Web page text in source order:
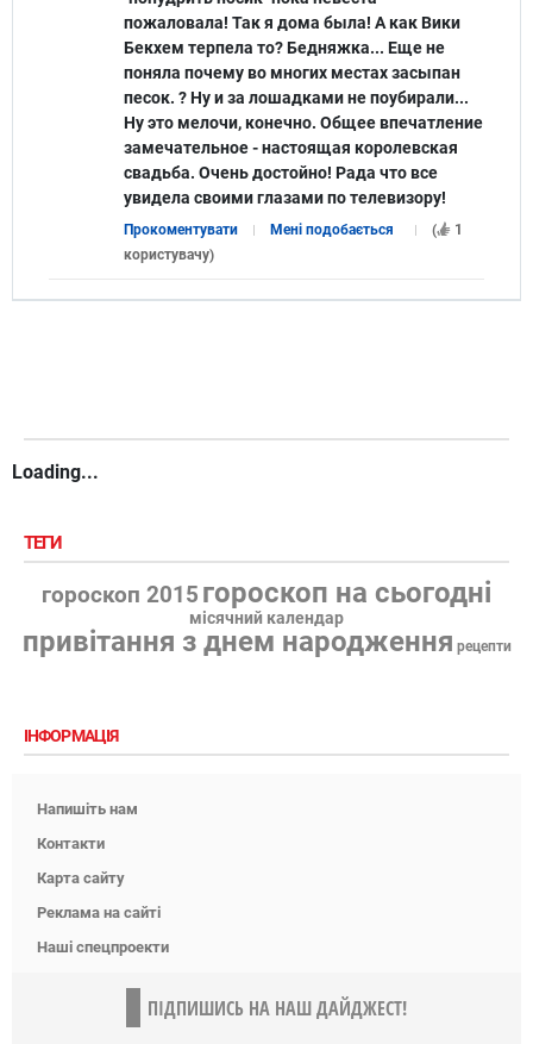
пожаловала! Так я дома была! А как Вики
Бекхем терпела то? Бедняжка... Еще не
поняла почему во многих местах засыпан
песок. ? Ну и за лошадками не поубирали...
Ну это мелочи, конечно. Общее впечатление
замечательное - настоящая королевская
свадьба. Очень достойно! Рада что все
увидела своими глазами по телевизору!
Прокоментувати Мені подобається (
1
користувачу)
Loading...
ТЕГИ
гороскоп 2015 гороскоп на сьогодні
місячний календар
привітання з днем народження рецепти
ІНФОРМАЦІЯ
Напишіть нам
Контакти
Карта сайту
Реклама на сайті
Наші спецпроекти
ПІДПИШИСЬ НА НАШ ДАЙДЖЕСТ!